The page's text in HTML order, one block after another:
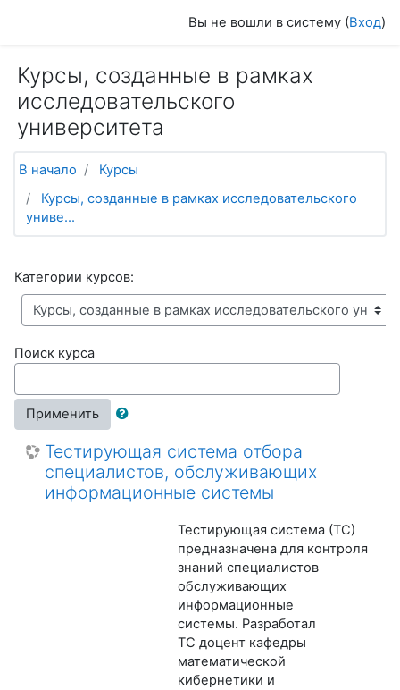
Вы не вошли в систему (Вход)
Курсы, созданные в рамках
исследовательского
университета
В начало
Курсы
Курсы, созданные в рамках исследовательского
униве...
Категории курсов:
Поиск курса
Применить
Тестирующая система отбора
специалистов, обслуживающих
информационные системы
Тестирующая система (ТС)
предназначена для контроля
знаний специалистов
обслуживающих
информационные
системы. Разработал
ТС доцент кафедры
математической
кибернетики и